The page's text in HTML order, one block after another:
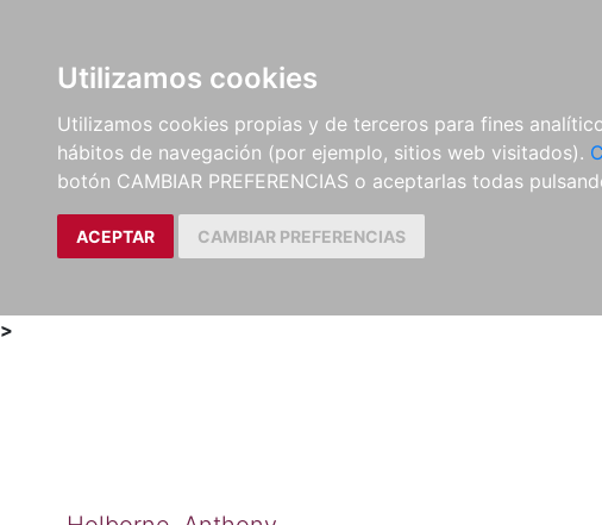
Utilizamos cookies
Utilizamos cookies propias y de terceros para fines
hábitos de navegación (por ejemplo, sitios web visitados).
botón CAMBIAR PREFERENCIAS o aceptarlas todas
ACEPTAR CAMBIAR PREFERENCIAS
LIBROS
MÉTODOS Y
EJERCICIOS
PARTITURAS Y EDICIONES
CRÍTICAS
>